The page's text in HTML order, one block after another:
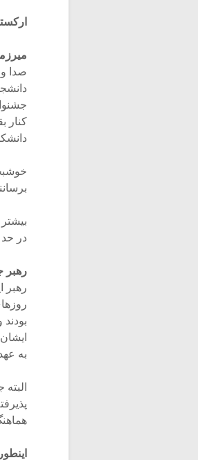
صدا
کنار
در حد
رهبر
رهبر
به